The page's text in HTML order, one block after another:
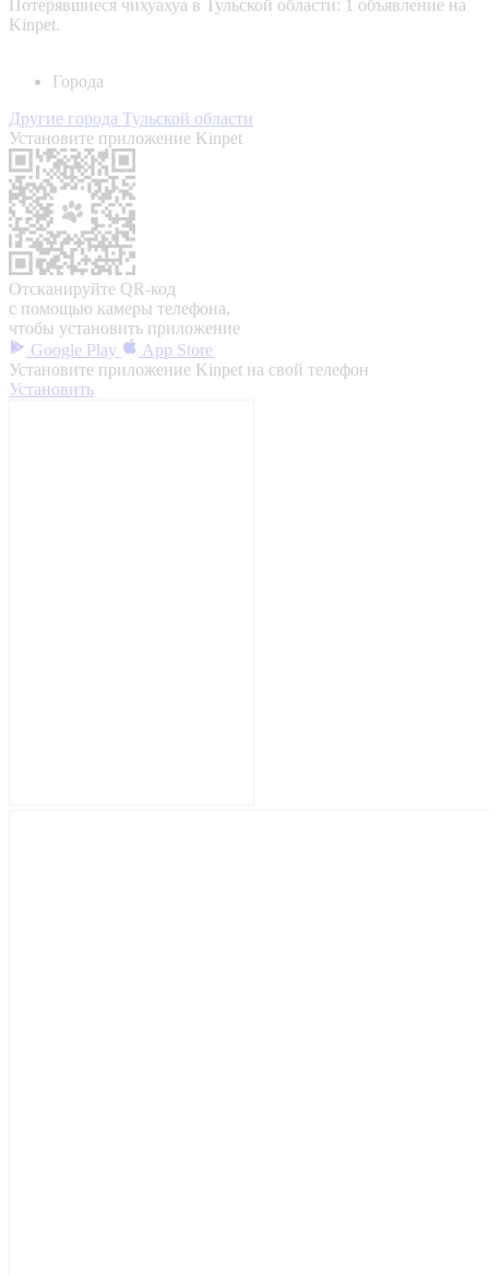
Потерявшиеся чихуахуа в Тульской области: 1 объявление на
Kinpet.
Города
Другие города Тульской области
Установите приложение Kinpet
Отсканируйте QR-код
с помощью камеры телефона,
чтобы установить приложение
Google Play
App Store
Установите приложение Kinpet на свой телефон
Установить